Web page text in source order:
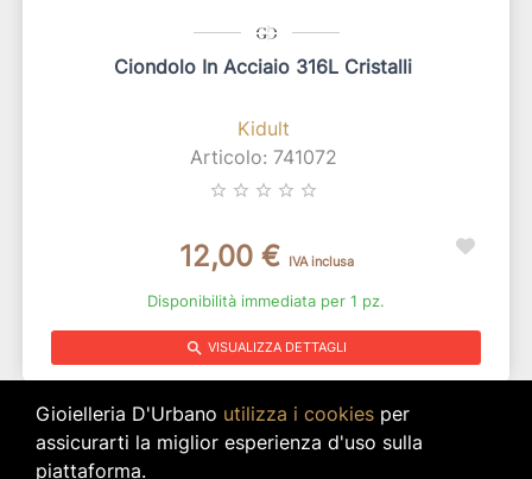
Ciondolo In Acciaio 316L Cristalli
Kidult
Articolo: 741072
star_border star_border star_border star_border star_border
12,00 € IVA inclusa
Disponibilità immediata per 1 pz.
search VISUALIZZA DETTAGLI
Gioielleria D'Urbano utilizza i cookiesper
assicurarti la miglior esperienza d'uso sulla
piattaforma.